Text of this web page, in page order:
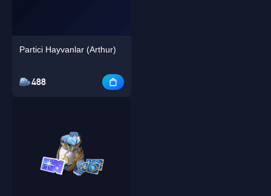
Partici Hayvanlar (Arthur)
488